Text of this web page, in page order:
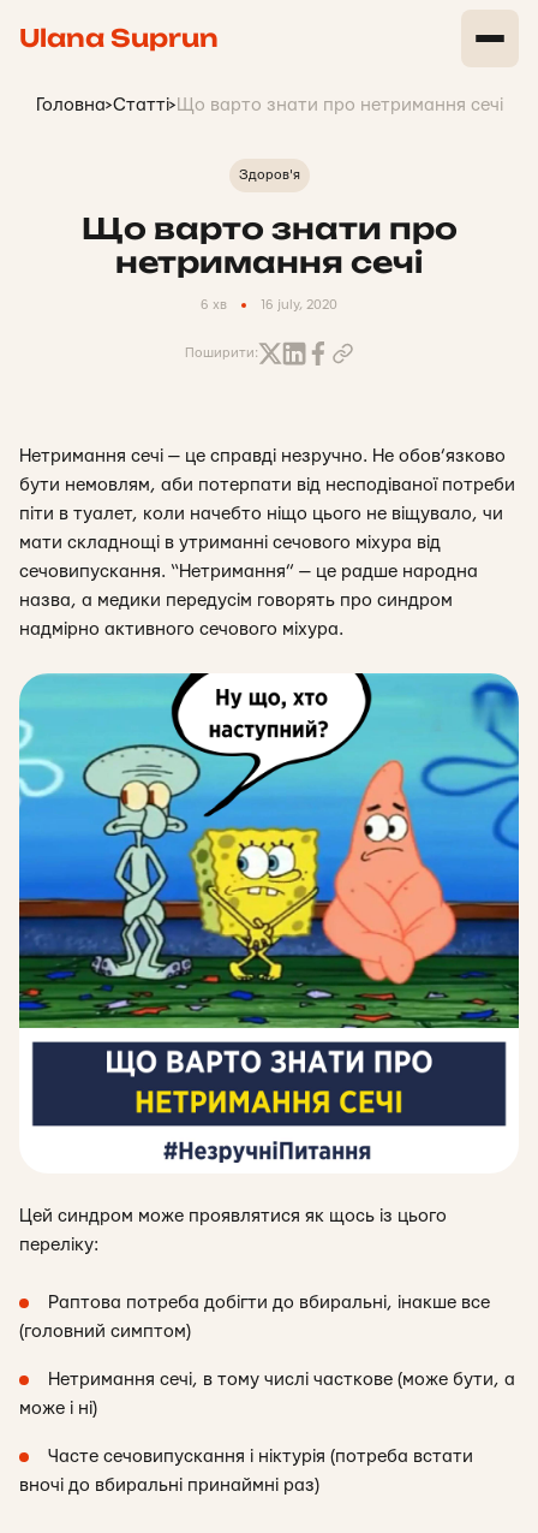
Ulana Suprun
Головна>Статті> Що варто знати про нетримання сечі
Здоров'я
Що варто знати про
нетримання сечі
6 хв 16 july, 2020
Поширити:
Нетримання сечі — це справді незручно. Не обов’язково
бути немовлям, аби потерпати від несподіваної потреби
піти в туалет, коли начебто ніщо цього не віщувало, чи
мати складнощі в утриманні сечового міхура від
сечовипускання. “Нетримання” — це радше народна
назва, а медики передусім говорять про синдром
надмірно активного сечового міхура.
Цей синдром може проявлятися як щось із цього
переліку:
Раптова потреба добігти до вбиральні, інакше все
(головний симптом)
Нетримання сечі, в тому числі часткове (може бути, а
може і ні)
Часте сечовипускання і ніктурія (потреба встати
вночі до вбиральні принаймні раз)